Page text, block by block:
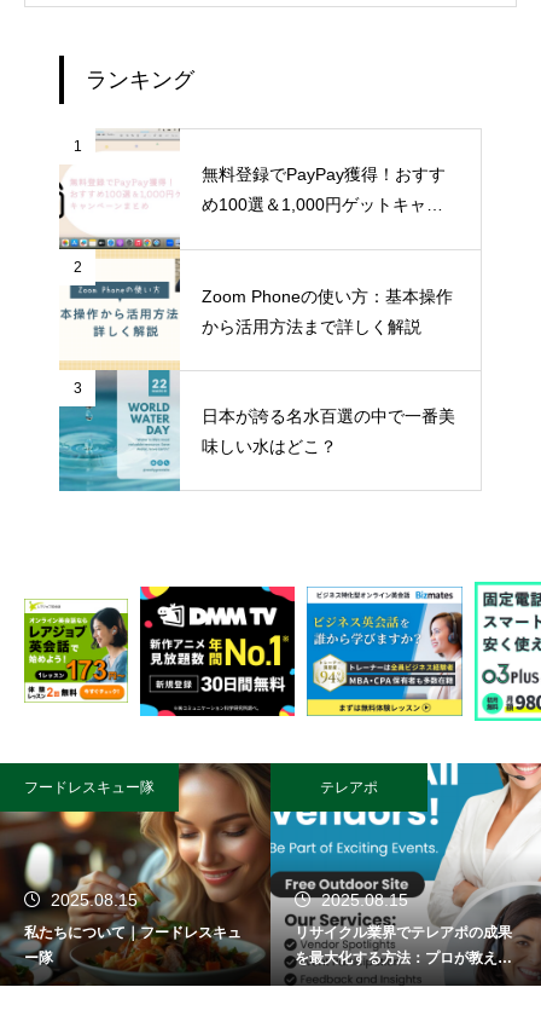
ランキング
1
無料登録でPayPay獲得！おすす
め100選＆1,000円ゲットキャン
2
Zoom Phoneの使い方：基本操作
から活用方法まで詳しく解説
3
日本が誇る名水百選の中で一番美
味しい水はどこ？
フードレスキュー隊
2025.08.15
私たちについて｜フードレスキュ
ー隊
テレアポ
2025.08.15
リサイクル業界でテレアポの成果
を最大化する方法：プロが教える
成功術